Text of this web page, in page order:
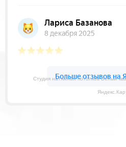
Студия натяжных потолков Белый